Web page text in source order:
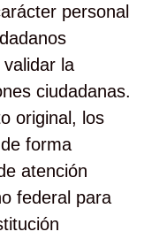
personal
la
ciudadanas.
original, los
forma
atención
federal para